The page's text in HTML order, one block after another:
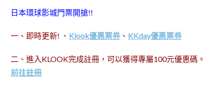
日本環球影城門票開搶!!
一、即時更新! 、 Klook優惠票券 、 KKday優惠票券
二、進入KLOOK完成註冊，可以獲得專屬100元優惠碼。
前往註冊